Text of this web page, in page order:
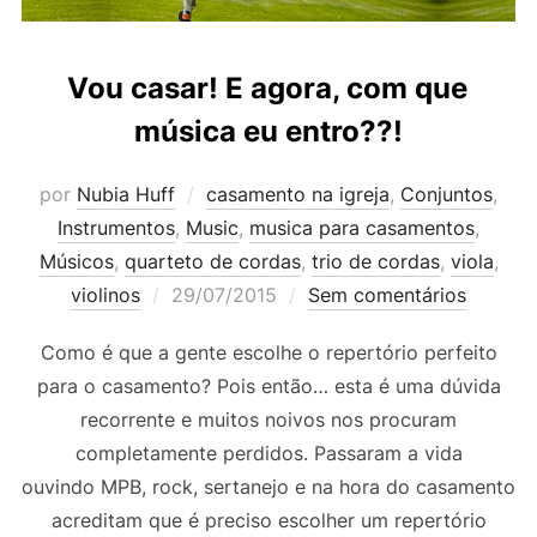
Vou casar! E agora, com que
música eu entro??!
por Nubia Huff casamento na igreja, Conjuntos,
Instrumentos, Music, musica para casamentos,
Músicos, quarteto de cordas, trio de cordas, viola,
violinos
Postado
29/07/2015 Sem comentários
Como é que a gente escolhe o repertório perfeito
para o casamento? Pois então… esta é uma dúvida
recorrente e muitos noivos nos procuram
completamente perdidos. Passaram a vida
ouvindo MPB, rock, sertanejo e na hora do casamento
acreditam que é preciso escolher um repertório